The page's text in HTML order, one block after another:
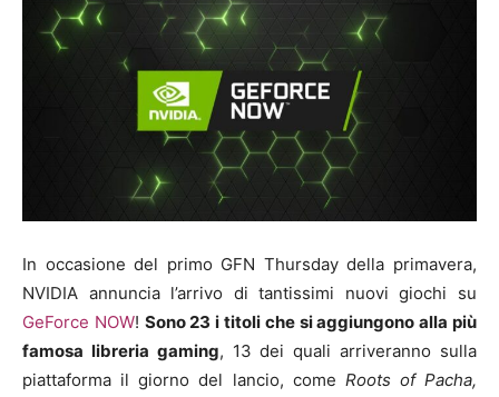
In occasione del primo GFN Thursday della primavera,
NVIDIA annuncia l’arrivo di tantissimi nuovi giochi su
GeForce NOW! Sono 23 i titoli che si aggiungono alla più
famosa libreria gaming, 13 dei quali arriveranno sulla
piattaforma il giorno del lancio, come Roots of Pacha,